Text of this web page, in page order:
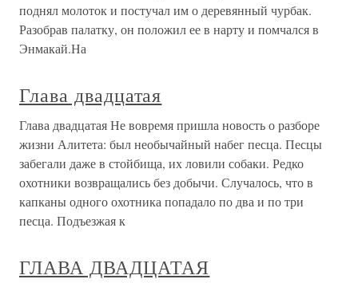
поднял молоток и постучал им о деревянный чурбак.
Разобрав палатку, он положил ее в нарту и помчался в
Энмакай.На
Глава двадцатая
Глава двадцатая Не вовремя пришла новость о разборе
жизни Алитета: был необычайный набег песца. Песцы
забегали даже в стойбища, их ловили собаки. Редко
охотники возвращались без добычи. Случалось, что в
капканы одного охотника попадало по два и по три
песца. Подъезжая к
ГЛАВА ДВАДЦАТАЯ